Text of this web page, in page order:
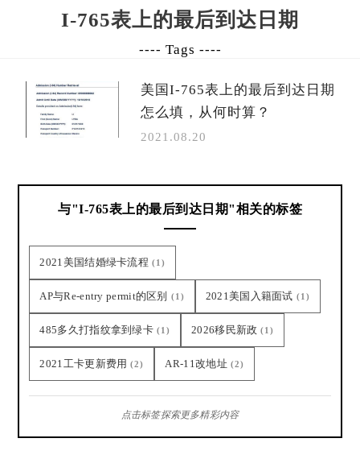
I-765表上的最后到达日期
---- Tags ----
美国I-765表上的最后到达日期
怎么填，从何时算？
2021.08.20
与"I-765表上的最后到达日期"相关的标签
2021美国结婚绿卡流程 (1)
AP与Re-entry permit的区别 (1) 2021美国入籍面试 (1)
485多久打指纹拿到绿卡 (1) 2026移民新政 (1)
2021工卡更新费用 (2) AR-11改地址 (2)
点击标签探索更多精彩内容